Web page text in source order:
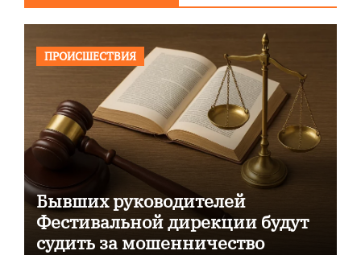
ПРОИСШЕСТВИЯ
Бывших руководителей
Фестивальной дирекции будут
судить за мошенничество